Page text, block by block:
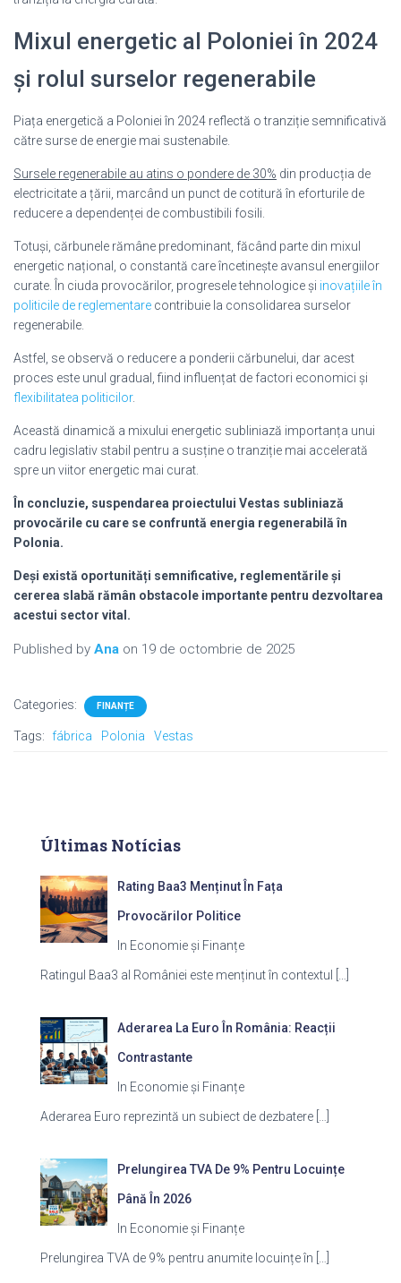
Mixul energetic al Poloniei în 2024
și rolul surselor regenerabile
Piața energetică a Poloniei în 2024 reflectă o tranziție semnificativă
către surse de energie mai sustenabile.
Sursele regenerabile au atins o pondere de 30% din producția de
electricitate a țării, marcând un punct de cotitură în eforturile de
reducere a dependenței de combustibili fosili.
Totuși, cărbunele rămâne predominant, făcând parte din mixul
energetic național, o constantă care încetinește avansul energiilor
curate. În ciuda provocărilor, progresele tehnologice și inovațiile în
politicile de reglementare contribuie la consolidarea surselor
regenerabile.
Astfel, se observă o reducere a ponderii cărbunelui, dar acest
proces este unul gradual, fiind influențat de factori economici și
flexibilitatea politicilor.
Această dinamică a mixului energetic subliniază importanța unui
cadru legislativ stabil pentru a susține o tranziție mai accelerată
spre un viitor energetic mai curat.
În concluzie, suspendarea proiectului Vestas subliniază
provocările cu care se confruntă energia regenerabilă în
Polonia.
Deși există oportunități semnificative, reglementările și
cererea slabă rămân obstacole importante pentru dezvoltarea
acestui sector vital.
Published by Ana on 19 de octombrie de 2025
Categories: FINANȚE
Tags: fábrica Polonia Vestas
Últimas Notícias
Rating Baa3 Menținut În Fața
Provocărilor Politice
In Economie și Finanțe
Ratingul Baa3 al României este menținut în contextul
Aderarea La Euro În România: Reacții
Contrastante
In Economie și Finanțe
Aderarea Euro reprezintă un subiect de dezbatere
Prelungirea TVA De 9% Pentru Locuințe
Până În 2026
In Economie și Finanțe
Prelungirea TVA de 9% pentru anumite locuințe în